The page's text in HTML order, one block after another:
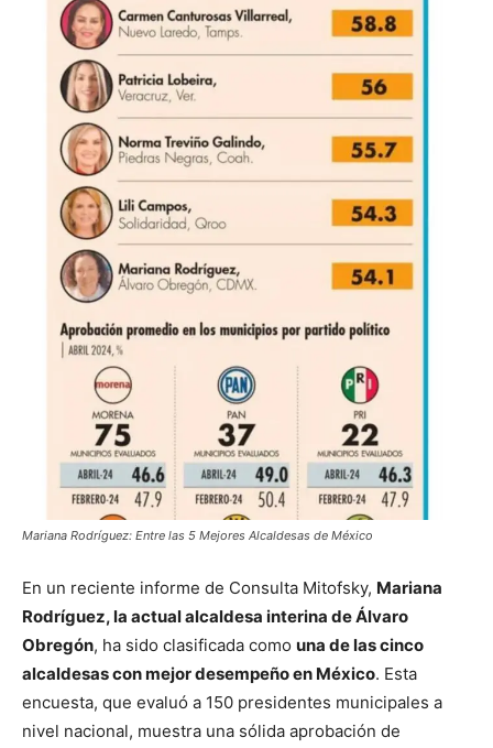
Mariana Rodríguez: Entre las 5 Mejores Alcaldesas de México
En un reciente informe de Consulta Mitofsky, Mariana
Rodríguez, la actual alcaldesa interina de Álvaro
Obregón, ha sido clasificada como una de las cinco
alcaldesas con mejor desempeño en México. Esta
encuesta, que evaluó a 150 presidentes municipales a
nivel nacional, muestra una sólida aprobación de